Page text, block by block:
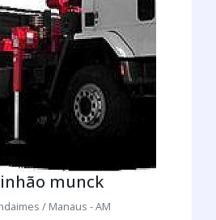
munck
/ Manaus - AM